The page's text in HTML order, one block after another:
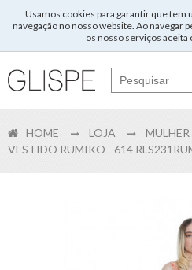
Usamos cookies para garantir que tem
navegação no nosso website. Ao navegar
os nosso serviços aceita
English
HOME LOJA MULHER
VESTIDO RUMIKO - 614